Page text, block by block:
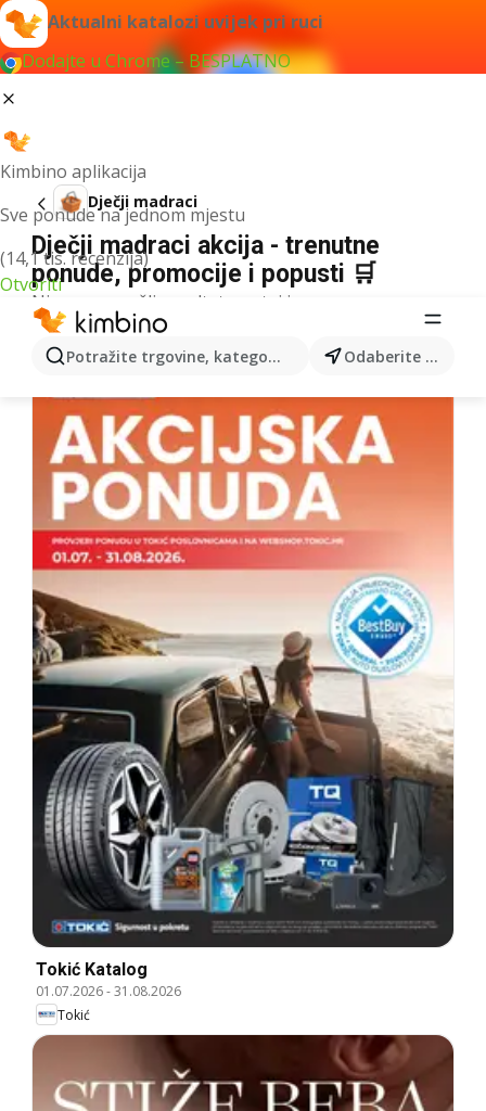
Aktualni katalozi uvijek pri ruci
Dodajte u Chrome – BESPLATNO
Kimbino aplikacija
Sve ponude na jednom mjestu
(14,1 tis. recenzija)
Otvoriti
Potražite trgovine, kategorije, proizvode... Odaberite grad
Dječji madraci
Dječji madraci akcija - trenutne
ponude, promocije i popusti 🛒
Nismo pronašli rezultate za taj izraz.
Više kataloga iz kategorije
Tokić Katalog
01.07.2026-31.08.2026
Tokić